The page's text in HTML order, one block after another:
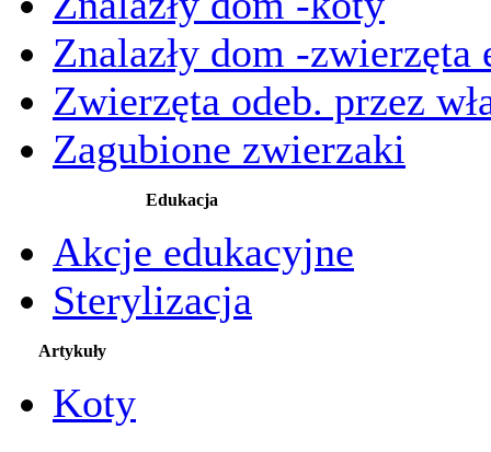
Znalazły dom -zwierzęta
Zwierzęta odeb. przez
Zagubione zwierzaki
Edukacja
Akcje edukacyjne
Sterylizacja
Artykuły
Koty